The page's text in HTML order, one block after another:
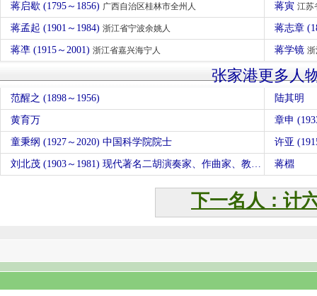
蒋启歇 (1795～1856) 广西自治区桂林市全州人 蒋寅 江苏
蒋孟起 (1901～1984) 浙江省宁波余姚人 蒋志章
蒋凖 (1915～2001) 浙江省嘉兴海宁人 蒋学镜
张家港更多人
范醒之 (1898～1956) 陆其明
黄育万 章申
童秉纲 (1927～2020) 中国科学院院士 许亚
刘北茂 (1903～1981) 现代著名二胡演奏家、作曲家、教育家 蒋檙
下一名人：计